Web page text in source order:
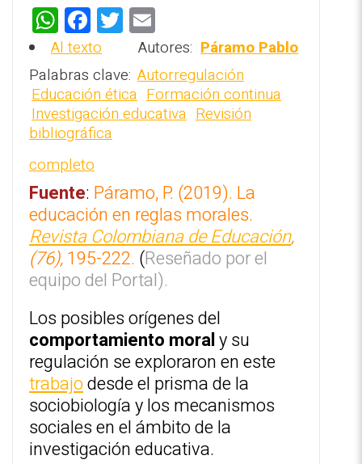
REPOSITORIO EN LÍNEA DE
CONTENIDOS ACADÉMICOS SOBRE
EDUCACIÓN Y FORMACIÓN DEL
W
h
at
s
A
p
p
F
a
ce
b
o
o
k
T
wi
tt
er
m
ai
l
Autores: Páramo Pablo
Palabras clave: Autorregulación
Educación ética Formación continua
Investigación educativa Revisión
bibliográfica
Al texto
completo
Fuente: Páramo, P. (2019). La
educación en reglas morales.
Revista Colombiana de Educación,
(76),195-222. (Reseñado por el
equipo del Portal).
Los posibles orígenes del
comportamiento moraly su
regulación se exploraron en este
trabajodesde el prisma de la
sociobiología y los mecanismos
sociales en el ámbito de la
investigación educativa.